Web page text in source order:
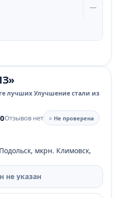
—
лучших Улучшение стали из
Отзывов нет
○ Не проверена
мкрн. Климовск,
не указан